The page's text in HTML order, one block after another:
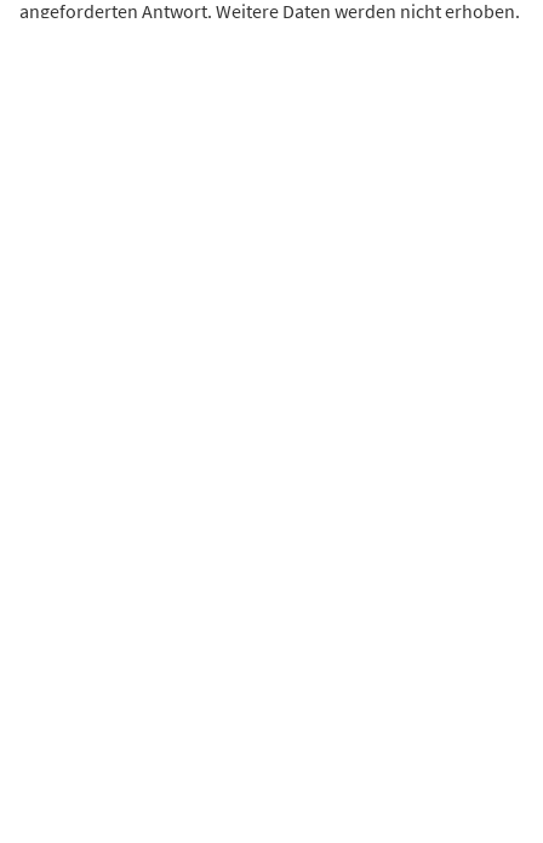
angeforderten Antwort. Weitere Daten werden nicht erhoben.